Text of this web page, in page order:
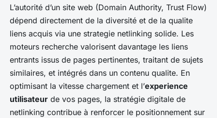
L’autorité d’un site web (Domain Authority, Trust Flow)
dépend directement de la diversité et de la qualite
liens acquis via une strategie netlinking solide. Les
moteurs recherche valorisent davantage les liens
entrants issus de pages pertinentes, traitant de sujets
similaires, et intégrés dans un contenu qualite. En
optimisant la vitesse chargement et l’experience
utilisateur de vos pages, la stratégie digitale de
netlinking contribue à renforcer le positionnement sur